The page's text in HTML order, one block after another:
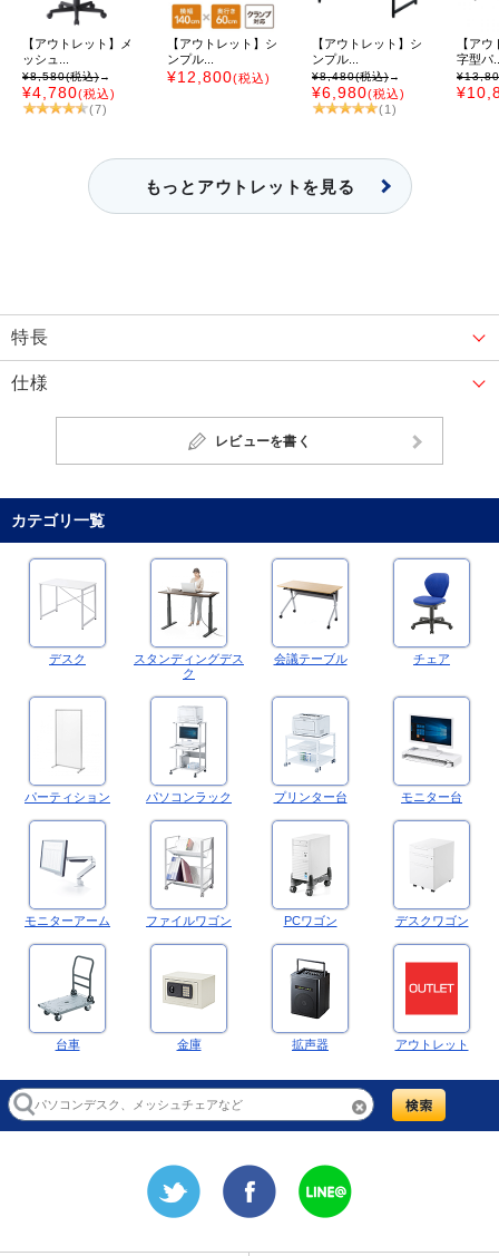
【アウトレット】メ
ッシュ...
¥8,580(税込)→
¥4,780(税込)
(7)
【アウトレット】シ
ンプル...
¥12,800(税込)
【アウトレット】シ
ンプル...
¥8,480(税込)→
¥6,980(税込)
(1)
【ア
字型パ
もっとアウトレットを見る
特長
仕様
レビューを書く
カテゴリ一覧
デスク
スタンディングデス
ク
会議テーブル チェア
パーティション パソコンラック プリンター台 モニター台
モニターアーム ファイルワゴン PCワゴン デスクワゴン
台車 金庫 拡声器 アウトレット